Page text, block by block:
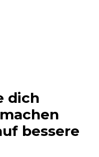
dich
bessere